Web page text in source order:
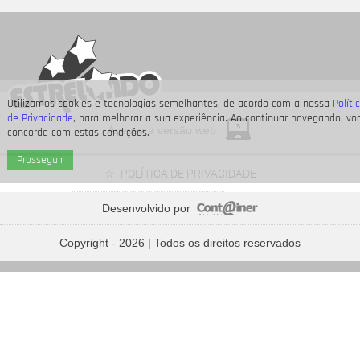
Utilizamos cookies e tecnologias semelhantes, de acordo com a nossa
de Privacidade, para melhorar a sua experiência. Ao continuar navegando,
concorda com estas condições.
Prosseguir
saiba quem são seus afilhados
Acesse a versão web
POLÍTICA DE PRIVACIDADE
Desenvolvido por
Copyright - 2026 | Todos os direitos reservados